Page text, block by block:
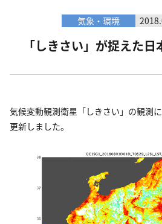
気象・環境
「しきさい」が捉えた日
気候変動観測衛星「しきさい」の観測
更新しました。